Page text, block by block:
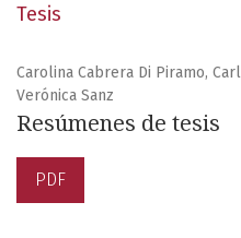
Tesis
Carolina Cabrera Di Piramo,
Verónica Sanz
Resúmenes de tesis
PDF